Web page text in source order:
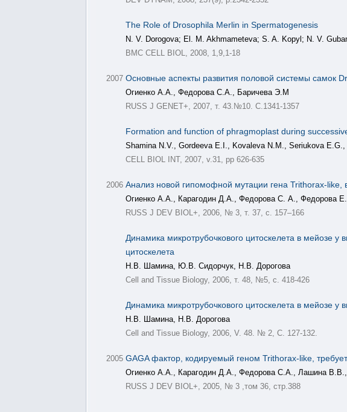
The Role of Drosophila Merlin in Spermatogenesis
N. V. Dorogova; El. M. Akhmameteva; S. A. Kopyl; N. V.
BMC CELL BIOL, 2008, 1,9,1-18
2007 Основные аспекты развития половой системы самок
Огиенко А.А., Федорова С.А., Баричева Э.М
RUSS J GENET+, 2007, т. 43.№10. С.1341-1357
Formation and function of phragmoplast during
Shamina N.V., Gordeeva E.I., Kovaleva N.M., Seriukova E.G.,
CELL BIOL INT, 2007, v.31, pp 626-635
2006 Анализ новой гипомофной мутации гена Trithorax-
Огиенко А.А., Карагодин Д.А., Федорова С. А., Федорова
RUSS J DEV BIOL+, 2006, № 3, т. 37, с. 157–166
Динамика микротрубочкового цитоскелета в мейозе
цитоскелета
Н.В. Шамина, Ю.В. Сидорчук, Н.В. Дорогова
Cell and Tissue Biology, 2006, т. 48, №5, с. 418-426
Динамика микротрубочкового цитоскелета в мейозе
Н.В. Шамина, Н.В. Дорогова
Cell and Tissue Biology, 2006, V. 48. № 2, С. 127-132.
2005 GAGA фактор, кодируемый геном Trithorax-like,
Огиенко А.А., Карагодин Д.А., Федорова С.А., Лашина
RUSS J DEV BIOL+, 2005, № 3 ,том 36, стр.388